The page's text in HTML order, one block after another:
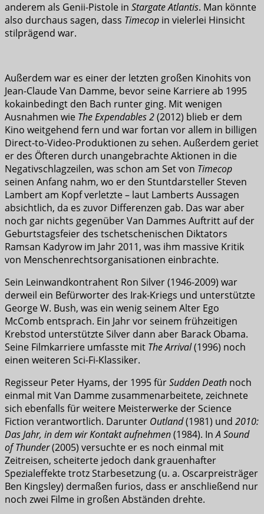
anderem als Genii-Pistole in Stargate Atlantis. Man könnte
also durchaus sagen, dass Timecop in vielerlei Hinsicht
stilprägend war.
Außerdem war es einer der letzten großen Kinohits von
Jean-Claude Van Damme, bevor seine Karriere ab 1995
kokainbedingt den Bach runter ging. Mit wenigen
Ausnahmen wie The Expendables 2(2012) blieb er dem
Kino weitgehend fern und war fortan vor allem in billigen
Direct-to-Video-Produktionen zu sehen. Außerdem geriet
er des Öfteren durch unangebrachte Aktionen in die
Negativschlagzeilen, was schon am Set von Timecop
seinen Anfang nahm, wo er den Stuntdarsteller Steven
Lambert am Kopf verletzte – laut Lamberts Aussagen
absichtlich, da es zuvor Differenzen gab. Das war aber
noch gar nichts gegenüber Van Dammes Auftritt auf der
Geburtstagsfeier des tschetschenischen Diktators
Ramsan Kadyrow im Jahr 2011, was ihm massive Kritik
von Menschenrechtsorganisationen einbrachte.
Sein Leinwandkontrahent Ron Silver (1946-2009) war
derweil ein Befürworter des Irak-Kriegs und unterstützte
George W. Bush, was ein wenig seinem Alter Ego
McComb entsprach. Ein Jahr vor seinem frühzeitigen
Krebstod unterstützte Silver dann aber Barack Obama.
Seine Filmkarriere umfasste mit The Arrival(1996) noch
einen weiteren Sci-Fi-Klassiker.
Regisseur Peter Hyams, der 1995 fürSudden Death noch
einmal mit Van Damme zusammenarbeitete, zeichnete
sich ebenfalls für weitere Meisterwerke der Science
Fiction verantwortlich. Darunter Outland(1981) und 2010:
Das Jahr, in dem wir Kontakt aufnehmen(1984). InA Sound
of Thunder(2005) versuchte er es noch einmal mit
Zeitreisen, scheiterte jedoch dank grauenhafter
Spezialeffekte trotz Starbesetzung (u. a. Oscarpreisträger
Ben Kingsley) dermaßen furios, dass er anschließend nur
noch zwei Filme in großen Abständen drehte.